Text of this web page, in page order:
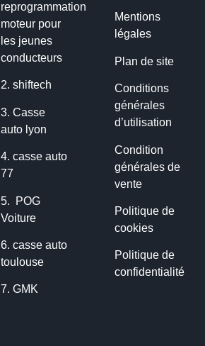
reprogrammation
moteur pour
les jeunes
conducteurs
2.shiftech
3.Casse
auto lyon
4.casse auto
77
5. POG
Voiture
6.casse auto
toulouse
7.GMK
Mentions
légales
Plan de site
Conditions
générales
d’utilisation
Condition
générales de
vente
Politique de
cookies
Politique de
confidentialité